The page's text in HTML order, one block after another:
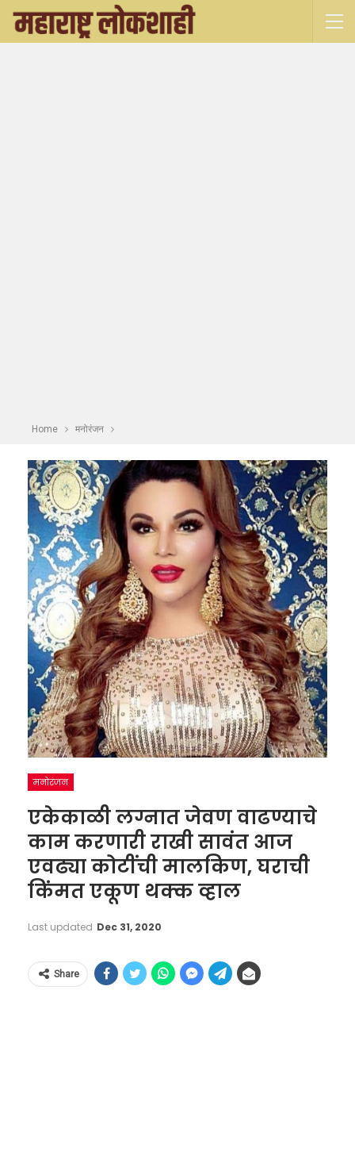
Home मनोरंजन
मनोरंजन
एकेकाळी लग्नात जेवण वाढण्याचे
काम करणारी राखी सावंत आज
एवढ्या कोटींची मालकिण, घराची
किंमत एकूण थक्क व्हाल
Last updated Dec 31, 2020
Share